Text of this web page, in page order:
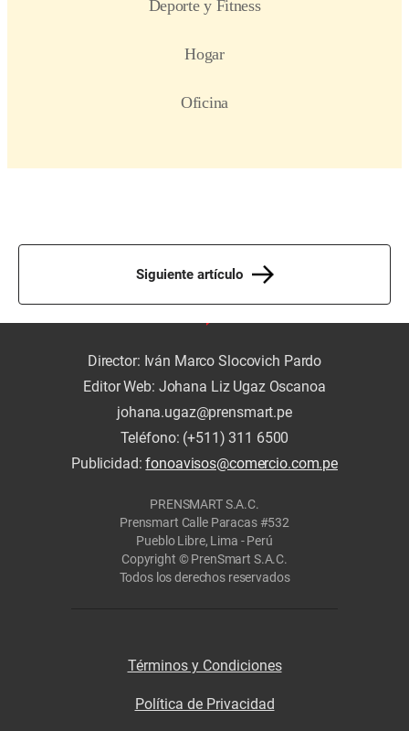
Siguiente artículo
Director: Iván Marco Slocovich Pardo
Editor Web: Johana Liz Ugaz Oscanoa
johana.ugaz@prensmart.pe
Teléfono: (+511) 311 6500
Publicidad:fonoavisos@comercio.com.pe
PRENSMART S.A.C.
Prensmart Calle Paracas #532
Pueblo Libre, Lima - Perú
Copyright © PrenSmart S.A.C.
Todos los derechos reservados
Términos y Condiciones
Política de Privacidad